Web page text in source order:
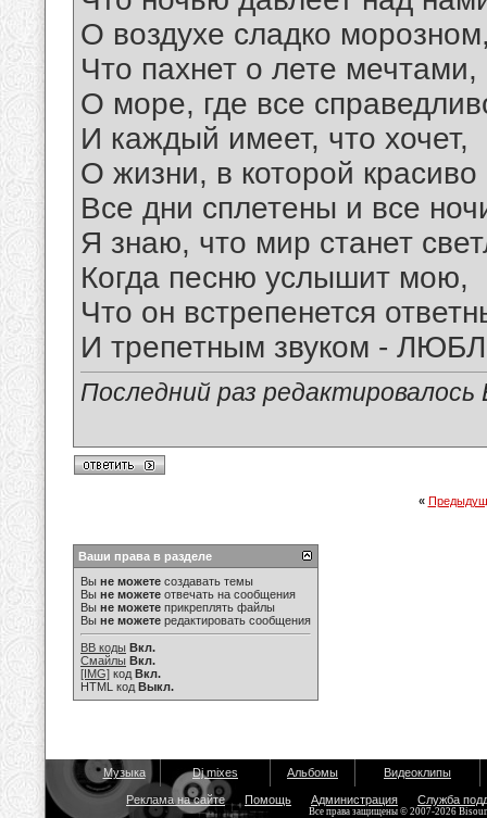
О воздухе сладко
Что пахнет о лете мечтами,
О море, где все
И каждый имеет, что хочет,
О жизни, в которой красиво
Все дни сплетены и все
Я знаю, что мир станет
Когда песню услышит мою,
Что он встрепенется
И трепетным звуком -
Последний раз
«
Ваши права в разделе
Вы не можете создавать темы
Вы не можете отвечать на сообщения
Вы не можете прикреплять файлы
Вы не можете редактировать сообщения
BB коды Вкл.
Смайлы Вкл.
[IMG] код Вкл.
HTML код Выкл.
Музыка Dj mixes Альбомы Видеоклипы
Реклама на сайте Помощь Администрация Служба
Все права защищены © 2007-2026